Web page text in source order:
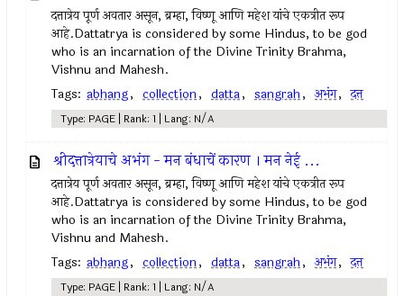
दत्तात्रेय पूर्ण अवतार असून, ब्रम्हा, विष्णू आणि महेश यांचे एकत्रीत रूप
आहे.Dattatrya is considered by some Hindus, to be god
who is an incarnation of the Divine Trinity Brahma,
Vishnu and Mahesh.
Tags: abhang, collection, datta, sangrah, अभंग, दत्त
Type: PAGE | Rank: 1 | Lang: N/A
श्रीदत्तात्रेयाचे अभंग - मन बंधाचें कारण । मन नेई ...
दत्तात्रेय पूर्ण अवतार असून, ब्रम्हा, विष्णू आणि महेश यांचे एकत्रीत रूप
आहे.Dattatrya is considered by some Hindus, to be god
who is an incarnation of the Divine Trinity Brahma,
Vishnu and Mahesh.
Tags: abhang, collection, datta, sangrah, अभंग, दत्त
Type: PAGE | Rank: 1 | Lang: N/A